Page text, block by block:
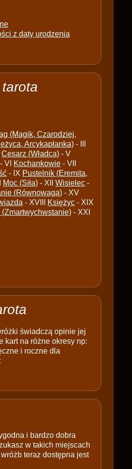
z daty urodzenia
(Magik, Czarodziej,
Arcykapłanka) - III
Cesarz (Władca) - V
- VI Kochankowie - VII
- IX Pustelnik (Eremita,
Moc (Siła) - XII Wisielec -
(Równowaga) - XV
- XVIII Księżyc - XIX
- XXI
świadczą opinie jej
kart na różne okresy np:
i roczne dla
i bardzo dobra
w takich miejscach
teraz dostępna jest